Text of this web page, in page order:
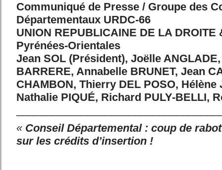
Communiqué de Presse / Groupe des
Départementaux URDC-66
UNION REPUBLICAINE DE LA DROITE
Pyrénées-Orientales
Jean SOL (Président), Joëlle
BARRERE, Annabelle BRUNET, Jean
CHAMBON, Thierry DEL POSO, Hélène
Nathalie PIQUÉ, Richard PULY-BELLI,
« Conseil Départemental : coup de
sur les crédits d’insertion !